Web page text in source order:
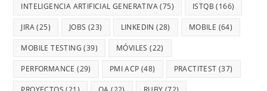
INTELIGENCIA ARTIFICIAL GENERATIVA(75) ISTQB (166)
JIRA(25) JOBS (23) LINKEDIN (28) MOBILE (64)
MOBILE TESTING (39) MÓVILES (22)
PERFORMANCE (29) PMI ACP (48) PRACTITEST (37)